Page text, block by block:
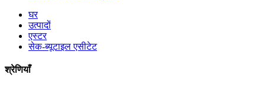
घर
उत्पादों
एस्टर
सेक-ब्यूटाइल एसीटेट
श्रेणियाँ